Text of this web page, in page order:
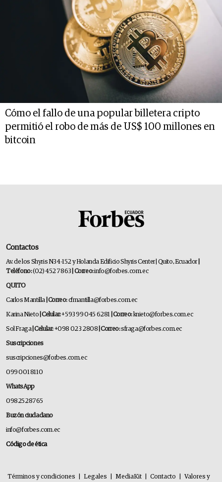
Cómo el fallo de una popular billetera cripto
permitió el robo de más de US$ 100 millones en
bitcoin
Contactos
Av. de los Shyris N34-152 y Holanda Edificio Shyris Center | Quito, Ecuador
Teléfono:(02) 452 7863 | Correo:info@forbes.com.ec
QUITO
Carlos Mantilla | Correo:cfmantilla@forbes.com.ec
Karina Nieto | Celular:+593 99 045 6281 | Correo:knieto@forbes.com.ec
Sol Fraga| Celular:+098 023 2808 | Correo:sfraga@forbes.com.ec
Suscripciones
suscripciones@forbes.com.ec
099 001 8110
WhatsApp
0982528765
Buzón ciudadano
info@forbes.com.ec
Código de ética
Términos y condiciones Legales MediaKit Contacto Valores y